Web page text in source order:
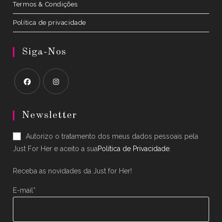
Termos & Condições
Política de privacidade
Siga-Nos
in
new
tab
in
new
tab
Newsletter
Autorizo o tratamento dos meus dados pessoais pela
Just For Her e aceito a suaPolítica de Privacidade
Receba as novidades da Just for Her!
E-mail*